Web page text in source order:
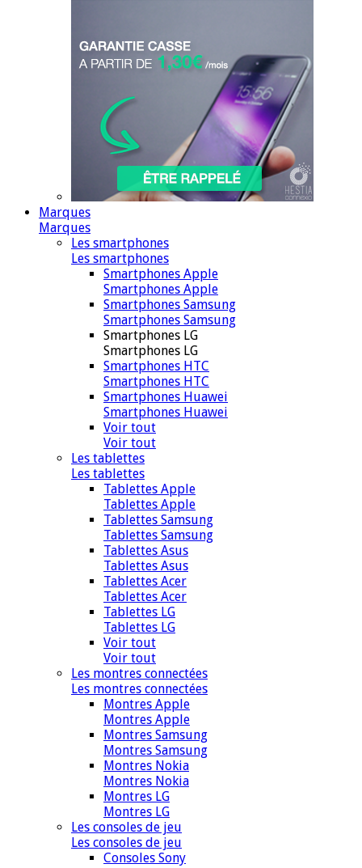
Marques
Marques
Les smartphones
Les smartphones
Smartphones Apple
Smartphones Apple
Smartphones Samsung
Smartphones Samsung
Smartphones LG
Smartphones LG
Smartphones HTC
Smartphones HTC
Smartphones Huawei
Smartphones Huawei
Voir tout
Voir tout
Les tablettes
Les tablettes
Tablettes Apple
Tablettes Apple
Tablettes Samsung
Tablettes Samsung
Tablettes Asus
Tablettes Asus
Tablettes Acer
Tablettes Acer
Tablettes LG
Tablettes LG
Voir tout
Voir tout
Les montres connectées
Les montres connectées
Montres Apple
Montres Apple
Montres Samsung
Montres Samsung
Montres Nokia
Montres Nokia
Montres LG
Montres LG
Les consoles de jeu
Les consoles de jeu
Consoles Sony